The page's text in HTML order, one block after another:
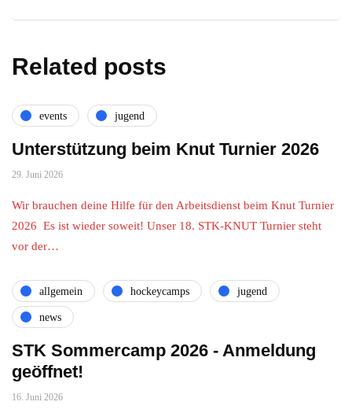
Related posts
events jugend
Unterstützung beim Knut Turnier 2026
29. Juni 2026
Wir brauchen deine Hilfe für den Arbeitsdienst beim Knut Turnier
2026 Es ist wieder soweit! Unser 18. STK-KNUT Turnier steht
vor der…
allgemein hockeycamps jugend
news
STK Sommercamp 2026 - Anmeldung
geöffnet!
16. Juni 2026